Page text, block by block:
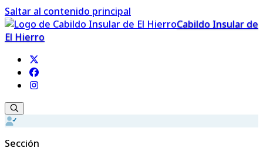
Saltar al contenido principal
Cabildo Insular de
El Hierro
Sección